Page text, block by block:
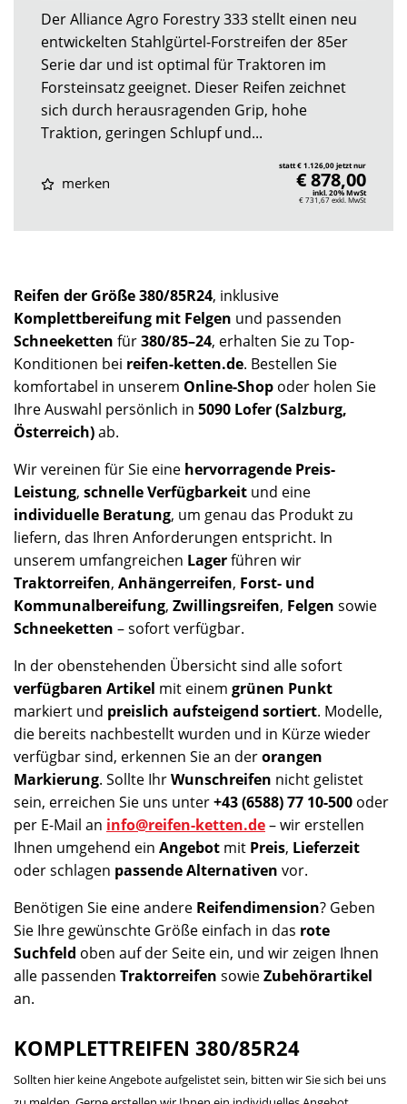
Der Alliance Agro Forestry 333 stellt einen neu
entwickelten Stahlgürtel-Forstreifen der 85er
Serie dar und ist optimal für Traktoren im
Forsteinsatz geeignet. Dieser Reifen zeichnet
sich durch herausragenden Grip, hohe
Traktion, geringen Schlupf und...
merken
statt € 1.126,00 jetzt nur
€ 878,00
inkl. 20% MwSt
€ 731,67exkl. MwSt
Reifen der Größe 380/85R24, inklusive
Komplettbereifung mit Felgen und passenden
Schneeketten für380/85–24, erhalten Sie zu Top-
Konditionen bei reifen-ketten.de. Bestellen Sie
komfortabel in unserem Online-Shop oder holen Sie
Ihre Auswahl persönlich in 5090 Lofer (Salzburg,
Österreich)ab.
Wir vereinen für Sie eine hervorragende Preis-
Leistung, schnelle Verfügbarkeit und eine
individuelle Beratung, um genau das Produkt zu
liefern, das Ihren Anforderungen entspricht. In
unserem umfangreichen Lagerführen wir
Traktorreifen, Anhängerreifen, Forst- und
Kommunalbereifung, Zwillingsreifen, Felgen sowie
Schneeketten – sofort verfügbar.
In der obenstehenden Übersicht sind alle sofort
verfügbaren Artikel mit einem grünen Punkt
markiert und preislich aufsteigend sortiert. Modelle,
die bereits nachbestellt wurden und in Kürze wieder
verfügbar sind, erkennen Sie an derorangen
Markierung. Sollte IhrWunschreifen nicht gelistet
sein, erreichen Sie uns unter+43 (6588) 77 10-500 oder
per E-Mail an info@reifen-ketten.de– wir erstellen
Ihnen umgehend ein Angebot mit Preis, Lieferzeit
oder schlagen passende Alternativen vor.
Benötigen Sie eine andere Reifendimension? Geben
Sie Ihre gewünschte Größe einfach in das rote
Suchfeld oben auf der Seite ein, und wir zeigen Ihnen
alle passenden Traktorreifen sowieZubehörartikel
an.
KOMPLETTREIFEN 380/85R24
Sollten hier keine Angebote aufgelistet sein, bitten wir Sie sich bei uns